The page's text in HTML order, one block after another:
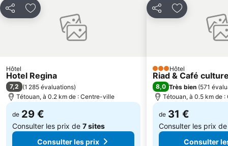
PartagerAjouter à mes favoris
Hôtel
Hotel Regina
7,2 (1 285 évaluations)
Tétouan, à 0.2 km de : Centre-ville
de 29 €
Consulter les prix de 7 sites
Consulter les prix
PartagerAjouter à
3 Étoiles
Hôtel
Riad & Café
8,0 Très bien (571
Tétouan, à 0.5 km de
de 31 €
Consulter les prix
Consulter